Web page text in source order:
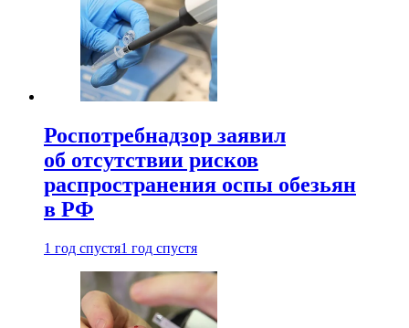
Роспотребнадзор заявил
об отсутствии рисков
распространения оспы обезьян
в РФ
1 год спустя1 год спустя